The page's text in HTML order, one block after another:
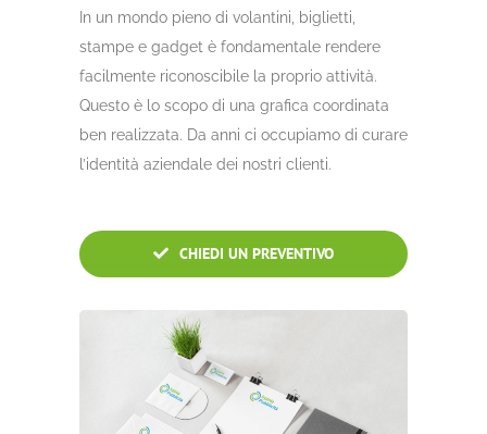
In un mondo pieno di volantini, biglietti,
stampe e gadget è fondamentale rendere
facilmente riconoscibile la proprio attività.
Questo è lo scopo di una grafica coordinata
ben realizzata. Da anni ci occupiamo di curare
l’identità aziendale dei nostri clienti.
CHIEDI UN PREVENTIVO